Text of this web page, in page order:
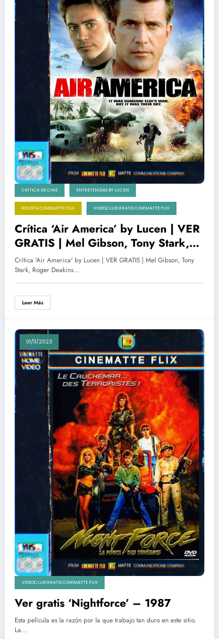
CRÍTICA DE CINE ENTRETENIDAS BY LUCEN
REVISTA CINEMATTE FLIX VIDEOCLUB GRATIS CINEMATTE FLIX
Crítica ‘Air America’ by Lucen | VER
GRATIS | Mel Gibson, Tony Stark,
Roger Deakins y la guerra del
Vietnam
Crítica 'Air America' by Lucen | VER GRATIS | Mel Gibson, Tony
Stark, Roger Deakins…
Leer Más
01/11/2023
VIDEOCLUB GRATIS CINEMATTE FLIX
Ver gratis ‘Nightforce’ – 1987
Esta película es la razón por la que trabajo tan duro en este sitio.
La…